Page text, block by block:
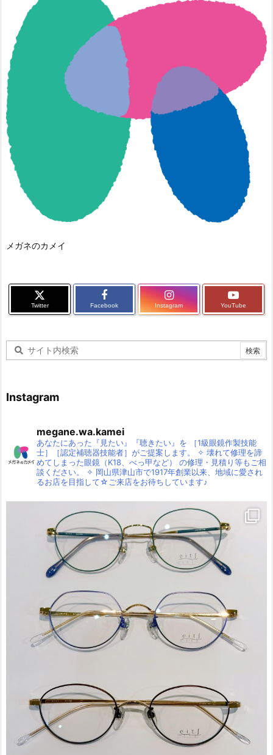
メガネのカメイ
Twitter Facebook Instagram YouTube
Instagram
megane.wa.kamei
あなたにあった『見たい』『聴きたい』を ［1級眼鏡作製技能
士］［認定補聴器技能者］がご提案します。
✧ 壊れて修理を諦
めてしまった眼鏡（K18、べっ甲など）
の修理・見積り等もご相
談ください。
✧ 岡山県津山市で1917年創業以来、地域に愛され
るお店を目指して☆ご来店をお待ちしています♪